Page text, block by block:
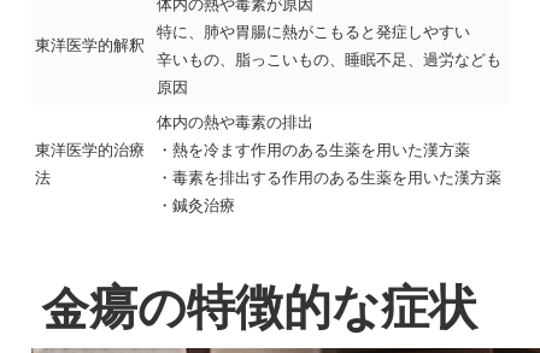
東洋医学的解釈
体内の熱や毒素が原因
特に、肺や胃腸に熱がこもると発症しやすい
辛いもの、脂っこいもの、睡眠不足、過労なども
原因
東洋医学的治療
法
体内の熱や毒素の排出
・熱を冷ます作用のある生薬を用いた漢方薬
・毒素を排出する作用のある生薬を用いた漢方薬
・鍼灸治療
金瘍の特徴的な症状